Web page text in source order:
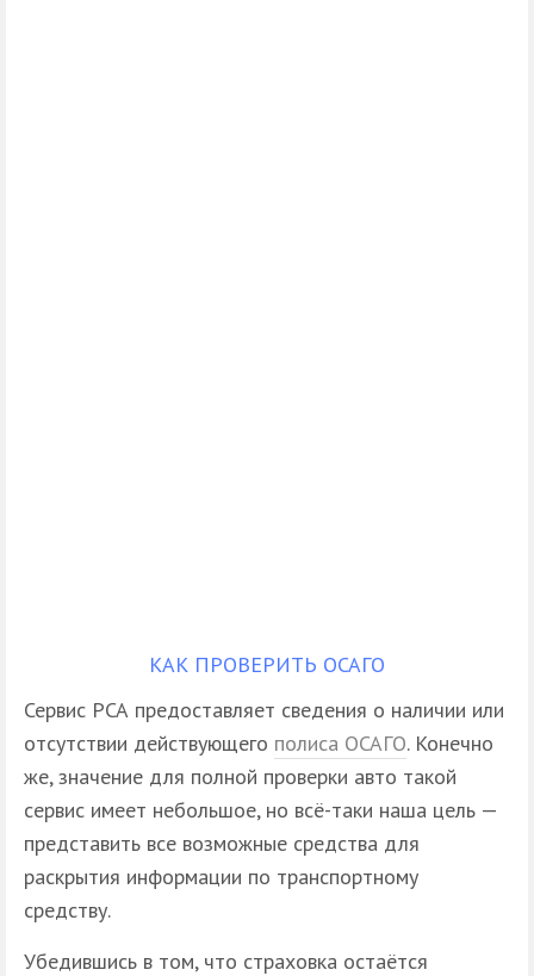
КАК ПРОВЕРИТЬ ОСАГО
Сервис РСА предоставляет сведения о наличии или
отсутствии действующего полиса ОСАГО. Конечно
же, значение для полной проверки авто такой
сервис имеет небольшое, но всё-таки наша цель —
представить все возможные средства для
раскрытия информации по транспортному
средству.
Убедившись в том, что страховка остаётся